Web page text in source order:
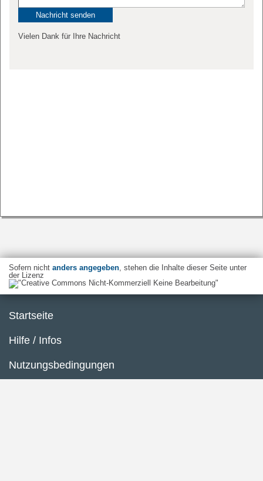
Vielen Dank für Ihre Nachricht
Sofern nicht anders angegeben, stehen die Inhalte dieser Seite unter
der Lizenz
Startseite
Hilfe / Infos
Nutzungsbedingungen